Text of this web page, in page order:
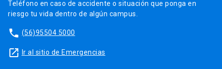
Teléfono en caso de accidente o situación que ponga en
riesgo tu vida dentro de algún campus.
phone (56)95504 5000
launch Ir al sitio de Emergencias